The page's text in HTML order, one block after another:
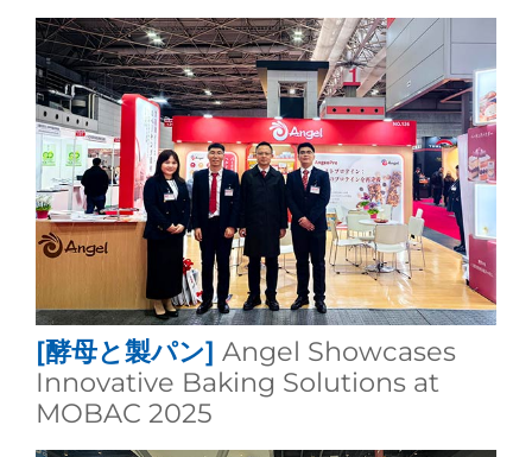
[酵母と製パン] Angel Showcases
Innovative Baking Solutions at
MOBAC 2025